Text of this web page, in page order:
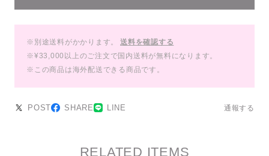
※別途送料がかかります。
送料を確認する
※¥33,000以上のご注文で国内送料が無料になります。
※この商品は海外配送できる商品です。
POST SHARE LINE 通報する
RELATED ITEMS